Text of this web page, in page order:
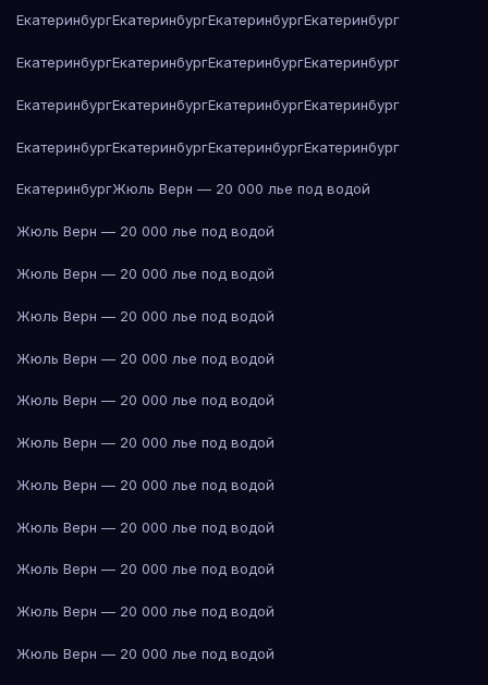
ЕкатеринбургЕкатеринбургЕкатеринбургЕкатеринбург
ЕкатеринбургЕкатеринбургЕкатеринбургЕкатеринбург
ЕкатеринбургЕкатеринбургЕкатеринбургЕкатеринбург
ЕкатеринбургЕкатеринбургЕкатеринбургЕкатеринбург
ЕкатеринбургЖюль Верн — 20 000 лье под водой
Жюль Верн — 20 000 лье под водой
Жюль Верн — 20 000 лье под водой
Жюль Верн — 20 000 лье под водой
Жюль Верн — 20 000 лье под водой
Жюль Верн — 20 000 лье под водой
Жюль Верн — 20 000 лье под водой
Жюль Верн — 20 000 лье под водой
Жюль Верн — 20 000 лье под водой
Жюль Верн — 20 000 лье под водой
Жюль Верн — 20 000 лье под водой
Жюль Верн — 20 000 лье под водой